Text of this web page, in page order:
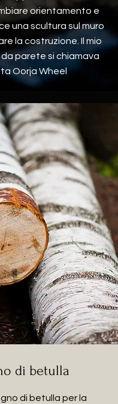
orientamento e
una scultura sul muro
la costruzione. Il mio
parete si chiamava
Oorja Wheel
di betulla
di betulla per la